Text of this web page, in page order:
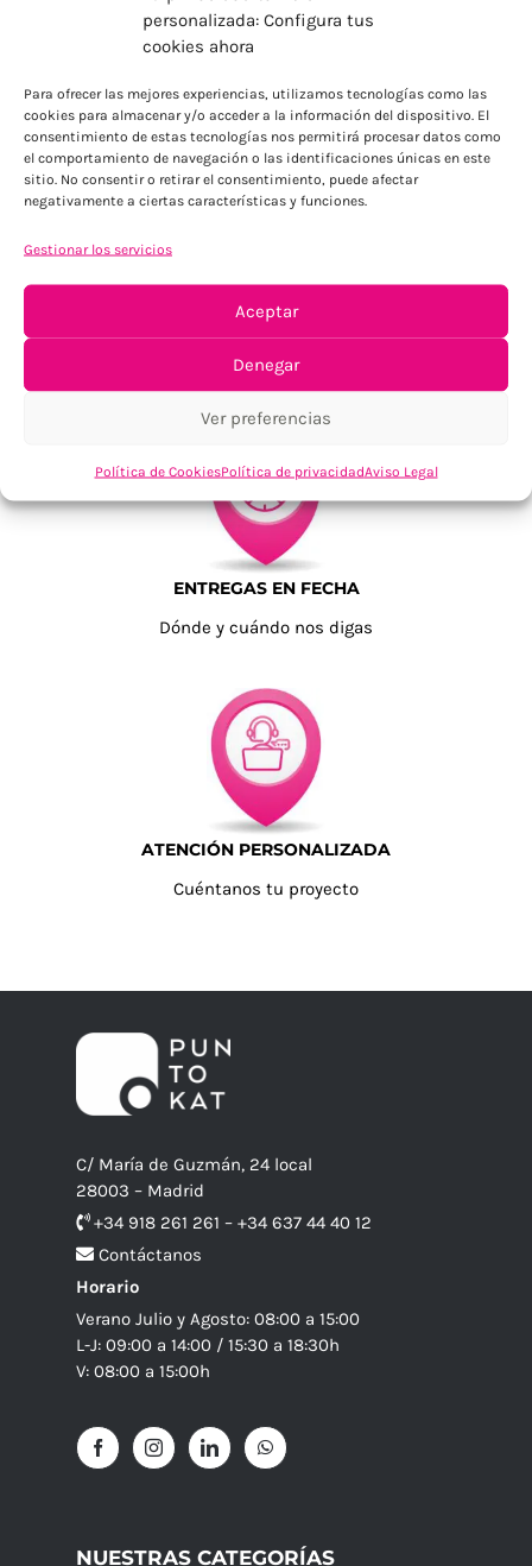
personalizada: Configura tus
cookies ahora
Para ofrecer las mejores experiencias, utilizamos tecnologías como las
cookies para almacenar y/o acceder a la información del dispositivo. El
consentimiento de estas tecnologías nos permitirá procesar datos como
el comportamiento de navegación o las identificaciones únicas en este
sitio. No consentir o retirar el consentimiento, puede afectar
negativamente a ciertas características y funciones.
Gestionar los servicios
Aceptar
Denegar
Ver preferencias
Política de CookiesPolítica de privacidadAviso Legal
Para Península, resto consultar
TU SATISFACCIÓN = LA NUESTRA
Tu confianza, nuestro objetivo
ENTREGAS EN FECHA
Dónde y cuándo nos digas
ATENCIÓN PERSONALIZADA
Cuéntanos tu proyecto
C/ María de Guzmán, 24 local
28003 – Madrid
+34 918 261 261 – +34 637 44 40 12
Contáctanos
Horario
Verano Julio y Agosto: 08:00 a 15:00
L-J: 09:00 a 14:00 / 15:30 a 18:30h
V: 08:00 a 15:00h
NUESTRAS CATEGORÍAS